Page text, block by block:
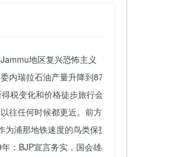
地区复兴恐怖主义
内瑞拉石油产量升降到870,000桶内置，制裁国
税变化和价格徒步旅行会影响您
往任何时候都更近。前方的道路是多少？
浦那地铁速度的鸟类保护区可能会消失
：BJP宣言务实，国会雄心勃勃的社会计划，